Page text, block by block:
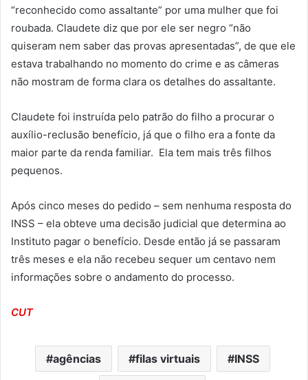
“reconhecido como assaltante” por uma mulher que foi
roubada. Claudete diz que por ele ser negro “não
quiseram nem saber das provas apresentadas”, de que ele
estava trabalhando no momento do crime e as câmeras
não mostram de forma clara os detalhes do assaltante.
Claudete foi instruída pelo patrão do filho a procurar o
auxílio-reclusão benefício, já que o filho era a fonte da
maior parte da renda familiar. Ela tem mais três filhos
pequenos.
Após cinco meses do pedido – sem nenhuma resposta do
INSS – ela obteve uma decisão judicial que determina ao
Instituto pagar o benefício. Desde então já se passaram
três meses e ela não recebeu sequer um centavo nem
informações sobre o andamento do processo.
CUT
agências filas virtuais INSS